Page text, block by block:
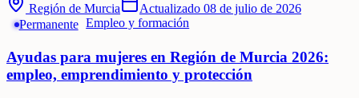
Región de Murcia Actualizado 08 de julio de 2026
Permanente Empleo y formación
Ayudas para mujeres en Región de Murcia 2026:
empleo, emprendimiento y protección